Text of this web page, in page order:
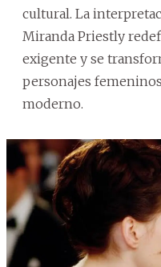
cultural. La
Miranda Priestly
exigente y se
personajes
moderno.